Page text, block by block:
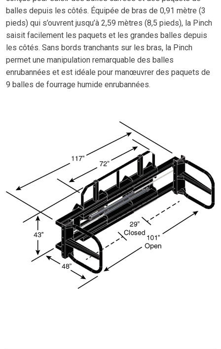
balles depuis les côtés. Équipée de bras de 0,91 mètre (3
pieds) qui s’ouvrent jusqu’à 2,59 mètres (8,5 pieds), la Pinch
saisit facilement les paquets et les grandes balles depuis
les côtés. Sans bords tranchants sur les bras, la Pinch
permet une manipulation remarquable des balles
enrubannées et est idéale pour manœuvrer des paquets de
9 balles de fourrage humide enrubannées.